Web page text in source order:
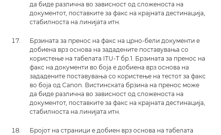
да биде различна во зависност од сложеноста на
документот, поставките за факс на крајната дестинација,
стабилноста на линијата итн.
Брзината за пренос на факс на црно-бели документи е
добиена врз основа на зададените поставувања со
користење на табелата ITU-T бр.1. Брзината за пренос на
факс на документи во боја е добиена врз основа на
зададените поставувања со користење на тестот за факс
во боја од Canon. Вистинската брзина на пренос може
да биде различна во зависност од сложеноста на
документот, поставките за факс на крајната дестинација,
стабилноста на линијата итн.
Бројот на страници е добиен врз основа на табелата